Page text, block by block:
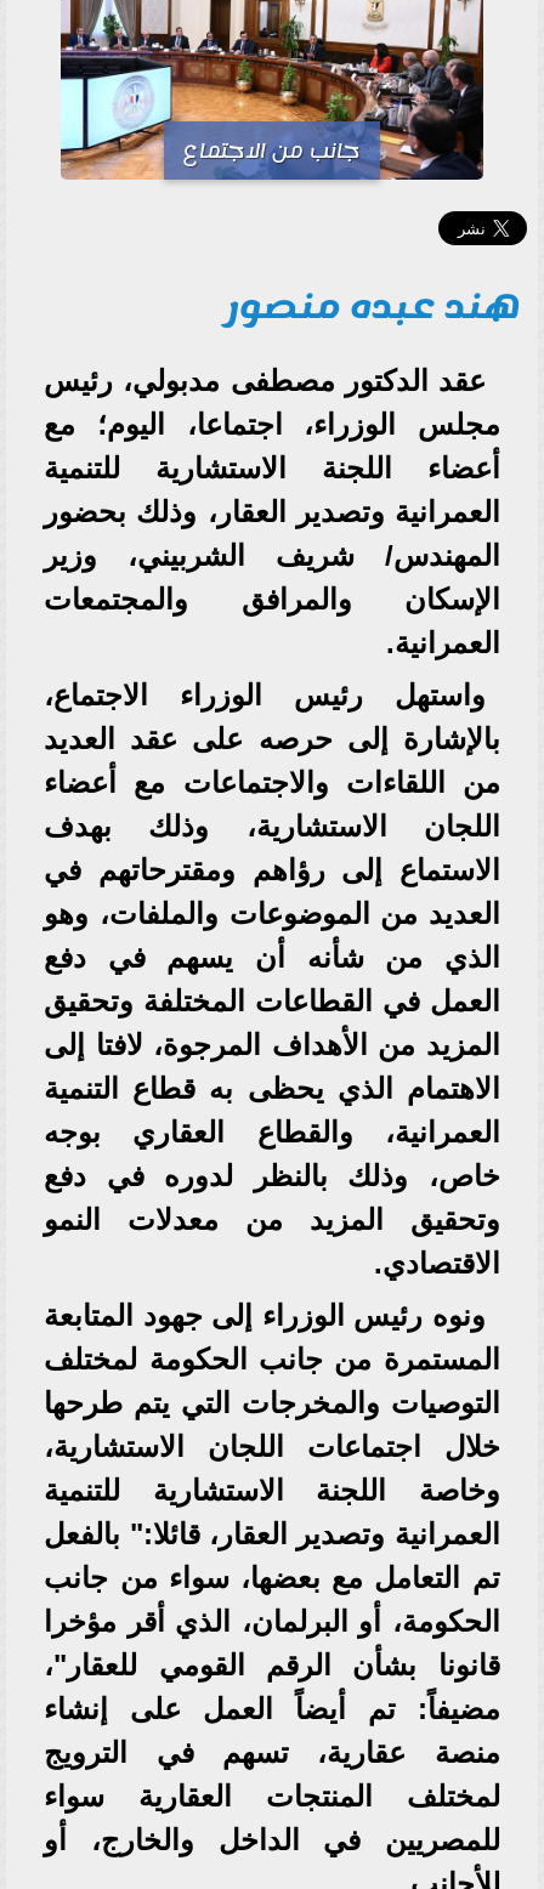
جانب من الاجتماع
هند عبده منصور
عقد الدكتور مصطفى مدبولي، رئيس
مجلس الوزراء، اجتماعا، اليوم؛ مع
أعضاء اللجنة الاستشارية للتنمية
العمرانية وتصدير العقار، وذلك بحضور
المهندس/ شريف الشربيني، وزير
الإسكان والمرافق والمجتمعات
العمرانية.
واستهل رئيس الوزراء الاجتماع،
بالإشارة إلى حرصه على عقد العديد
من اللقاءات والاجتماعات مع أعضاء
اللجان الاستشارية، وذلك بهدف
الاستماع إلى رؤاهم ومقترحاتهم في
العديد من الموضوعات والملفات، وهو
الذي من شأنه أن يسهم في دفع
العمل في القطاعات المختلفة وتحقيق
المزيد من الأهداف المرجوة، لافتا إلى
الاهتمام الذي يحظى به قطاع التنمية
العمرانية، والقطاع العقاري بوجه
خاص، وذلك بالنظر لدوره في دفع
وتحقيق المزيد من معدلات النمو
الاقتصادي.
ونوه رئيس الوزراء إلى جهود المتابعة
المستمرة من جانب الحكومة لمختلف
التوصيات والمخرجات التي يتم طرحها
خلال اجتماعات اللجان الاستشارية،
وخاصة اللجنة الاستشارية للتنمية
العمرانية وتصدير العقار، قائلا:" بالفعل
تم التعامل مع بعضها، سواء من جانب
الحكومة، أو البرلمان، الذي أقر مؤخرا
قانونا بشأن الرقم القومي للعقار"،
مضيفاً: تم أيضاً العمل على إنشاء
منصة عقارية، تسهم في الترويج
لمختلف المنتجات العقارية سواء
للمصريين في الداخل والخارج، أو